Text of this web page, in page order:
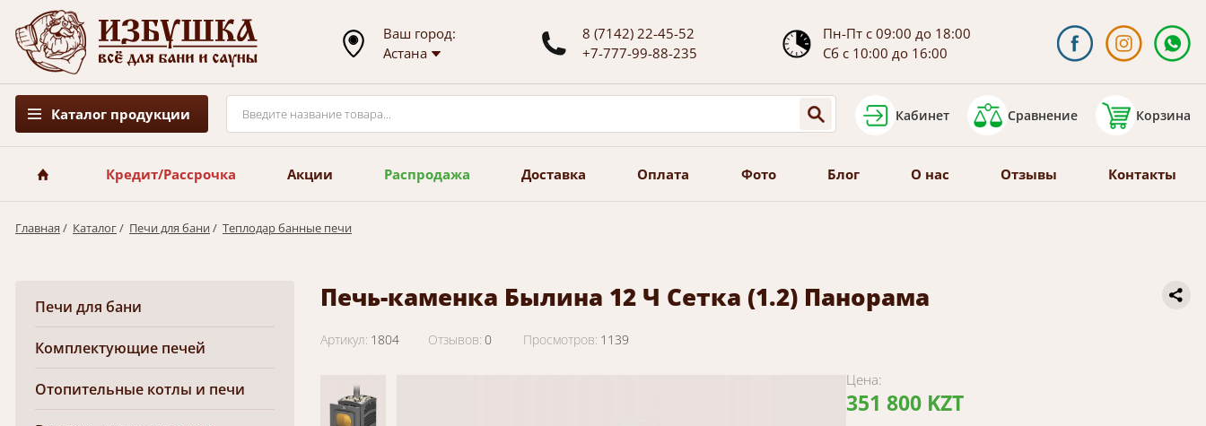
Ваш город:
Астана
8 (7142) 22-45-52
+7-777-99-88-235
Пн-Пт с 09:00 до 18:00
Сб с 10:00 до 16:00
+
Выберите ваш город:
Астана?
Каталог продукции Кабинет Сравнение Корзина
Кредит/Рассрочка Акции Распродажа Доставка Оплата Фото Блог О нас Отзывы Контакты
Главная / Каталог/ Печи для бани/ Теплодар банные печи
Печи для бани
Комплектующие печей
Отопительные котлы и печи
Печь-каменка Былина 12 Ч Сетка (1.2) Панорама
Артикул: 1804 Отзывов: 0 Просмотров: 1139
Цена:
351 800 KZT